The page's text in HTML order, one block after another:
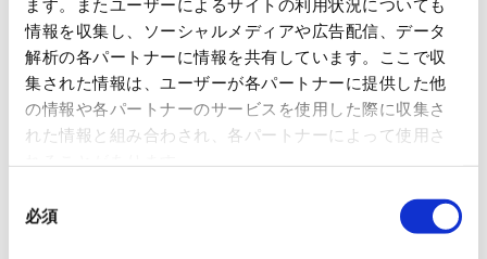
ます。またユーザーによるサイトの利用状況についても
情報を収集し、ソーシャルメディアや広告配信、データ
解析の各パートナーに情報を共有しています。ここで収
集された情報は、ユーザーが各パートナーに提供した他
の情報や各パートナーのサービスを使用した際に収集さ
れた情報と組み合わされ、各パートナーによって使用さ
必須
休業期間：2025年4月22日(火) ※弊社創
立記念日
2025年4月29日(火) ～2025年5
月6日(火)
休業期間中に頂きましたWebサイトなどからのお問